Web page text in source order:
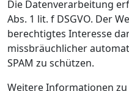
Die Datenverarbeitung
Abs. 1 lit. f DSGVO. Der
berechtigtes Interesse
missbräuchlicher
SPAM zu schützen.
Weitere Informationen zu